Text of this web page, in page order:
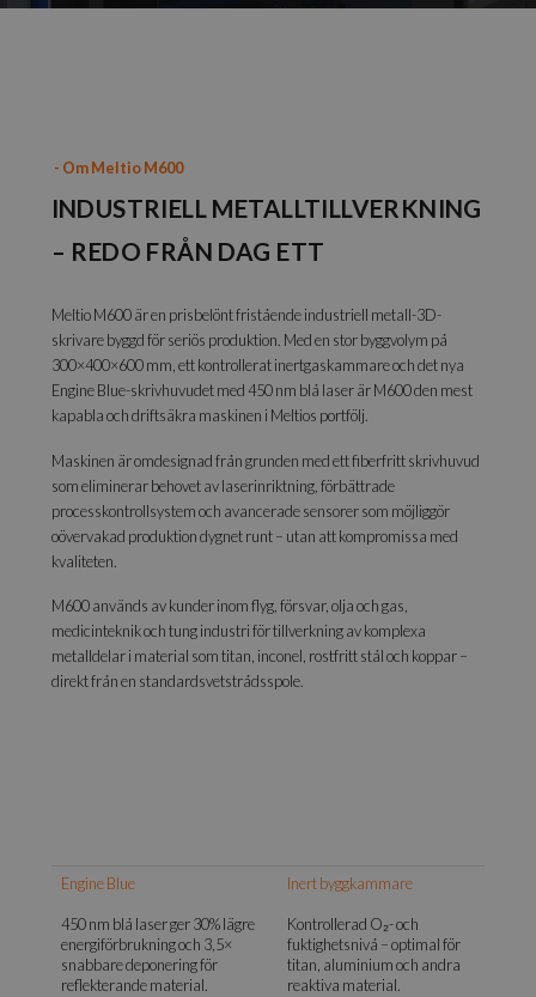
- Om Meltio M600
INDUSTRIELL METALLTILLVERKNING
– REDO FRÅN DAG ETT
Meltio M600 är en prisbelönt fristående industriell metall-3D-
skrivare byggd för seriös produktion. Med en stor byggvolym på
300×400×600 mm, ett kontrollerat inertgaskammare och det nya
Engine Blue-skrivhuvudet med 450 nm blå laser är M600 den mest
kapabla och driftsäkra maskinen i Meltios portfölj.
Maskinen är omdesignad från grunden med ett fiberfritt skrivhuvud
som eliminerar behovet av laserinriktning, förbättrade
processkontrollsystem och avancerade sensorer som möjliggör
oövervakad produktion dygnet runt – utan att kompromissa med
kvaliteten.
M600 används av kunder inom flyg, försvar, olja och gas,
medicinteknik och tung industri för tillverkning av komplexa
metalldelar i material som titan, inconel, rostfritt stål och koppar –
direkt från en standardsvetstrådsspole.
Engine Blue
450 nm blå laser ger 30% lägre
energiförbrukning och 3,5×
snabbare deponering för
reflekterande material.
Inert byggkammare
Kontrollerad O₂- och
fuktighetsnivå – optimal för
titan, aluminium och andra
reaktiva material.